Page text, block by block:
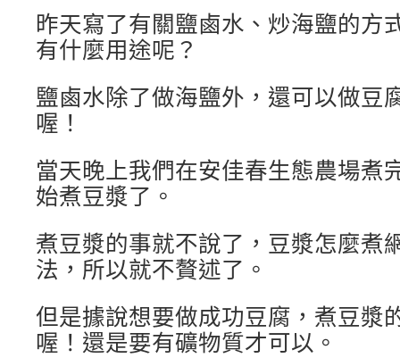
昨天寫了有關鹽鹵水、炒海鹽的方
有什麼用途呢？
鹽鹵水除了做海鹽外，還可以做豆
喔！
當天晚上我們在安佳春生態農場煮
始煮豆漿了。
煮豆漿的事就不說了，豆漿怎麼煮
法，所以就不贅述了。
但是據說想要做成功豆腐，煮豆漿
喔！還是要有礦物質才可以。